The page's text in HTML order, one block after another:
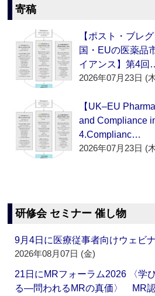
寄稿
【ポスト・ブレ
国・EUの医薬品
イアンス】第4回
2026年07月23日 (
【UK–EU
and Compliance
4.Complianc…
2026年07月23日 (
研修会 セミナー 催し物
9月4日に医療従事者向けウェビ
2026年08月07日 (金)
21日にMRフォーラム2026 〈学
る―問われるMRの真価〉 MR